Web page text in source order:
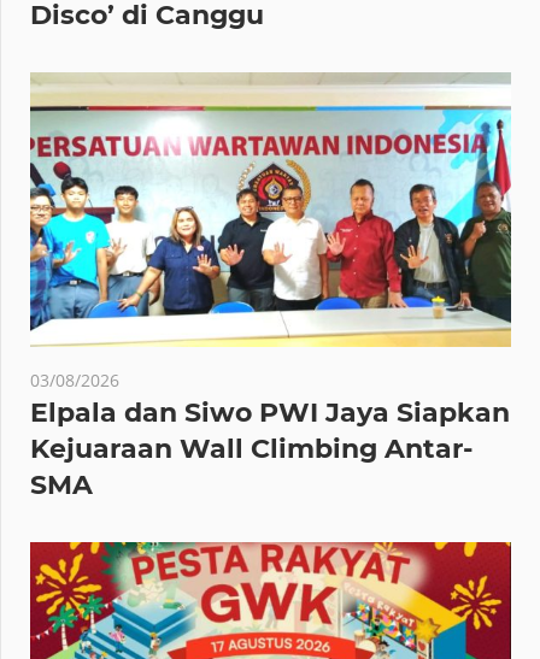
Disco’ di Canggu
03/08/2026
Elpala dan Siwo PWI Jaya Siapkan
Kejuaraan Wall Climbing Antar-
SMA